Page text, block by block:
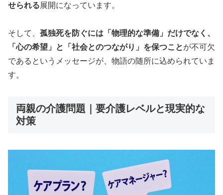
せられる展開になっています。
そして、 孤独死を防ぐには「物理的な準備」だけでなく、
「心の希望」と「社会とのつながり」を保つことが不可欠
であるというメッセージが、物語の随所に込められていま
す。
両親の介護問題｜要介護レベルと現実的な
対策